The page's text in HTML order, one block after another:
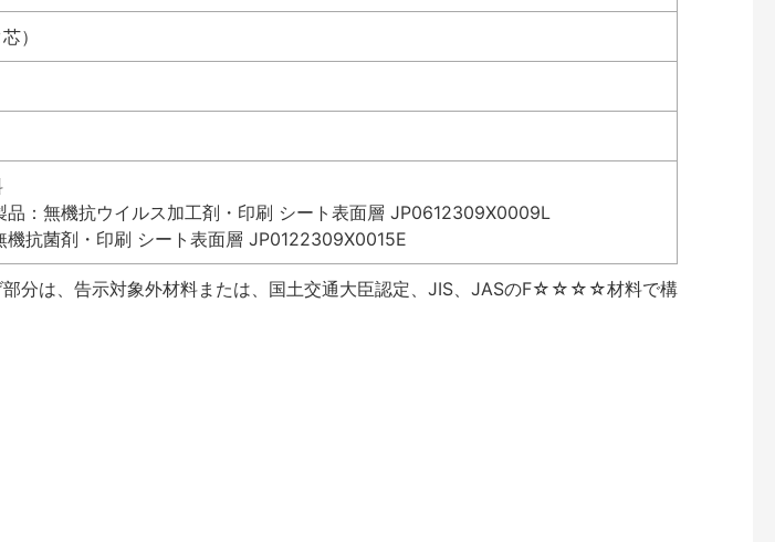
）
品：無機抗ウイルス加工剤・印刷 シート表面層 JP0612309X0009L
機抗菌剤・印刷 シート表面層 JP0122309X0015E
分は、告示対象外材料または、国土交通大臣認定、JIS、JASのF☆☆☆☆材料で構